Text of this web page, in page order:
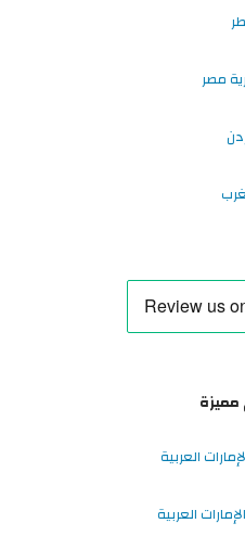
مصر
العربية
العربية